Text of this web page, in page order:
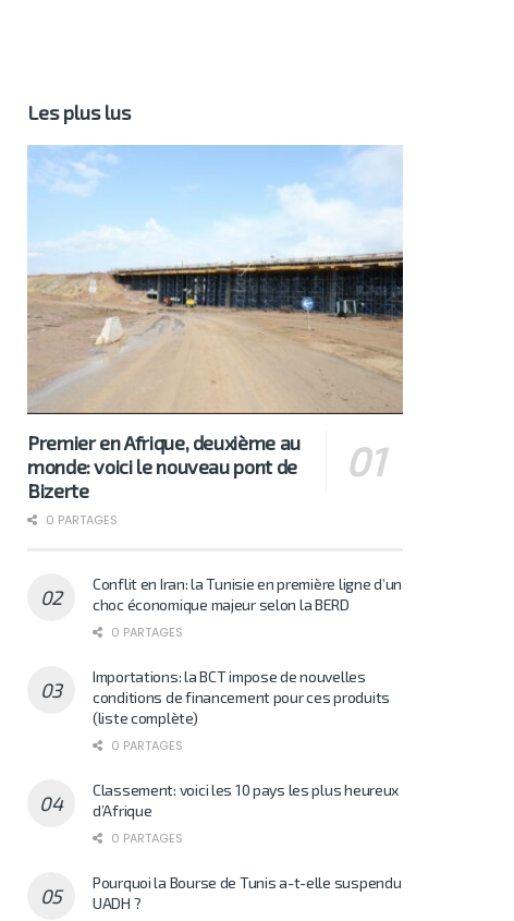
Les plus lus
Premier en Afrique, deuxième au
monde: voici le nouveau pont de
Bizerte
0 PARTAGES
Conflit en Iran: la Tunisie en première ligne d’un
choc économique majeur selon la BERD
0 PARTAGES
Importations: la BCT impose de nouvelles
conditions de financement pour ces produits
(liste complète)
0 PARTAGES
Classement: voici les 10 pays les plus heureux
d’Afrique
0 PARTAGES
Pourquoi la Bourse de Tunis a-t-elle suspendu
UADH ?